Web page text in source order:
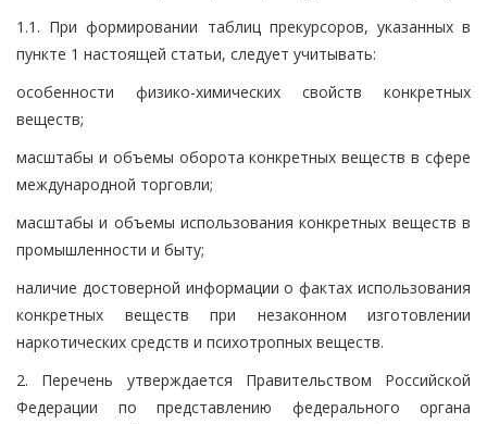
1.1. При формировании таблиц прекурсоров, указанных в
пункте 1 настоящей статьи, следует учитывать:
особенности физико-химических свойств конкретных
веществ;
масштабы и объемы оборота конкретных веществ в сфере
международной торговли;
масштабы и объемы использования конкретных веществ в
промышленности и быту;
наличие достоверной информации о фактах использования
конкретных веществ при незаконном изготовлении
наркотических средств и психотропных веществ.
2. Перечень утверждается Правительством Российской
Федерации по представлению федерального органа